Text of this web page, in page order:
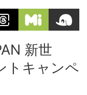
新世
トキャンペ